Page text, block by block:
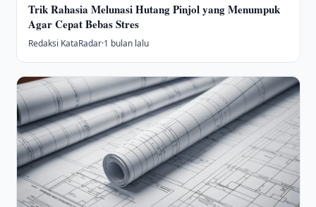
Trik Rahasia Melunasi Hutang Pinjol yang Menumpuk
Agar Cepat Bebas Stres
Redaksi KataRadar·1 bulan lalu